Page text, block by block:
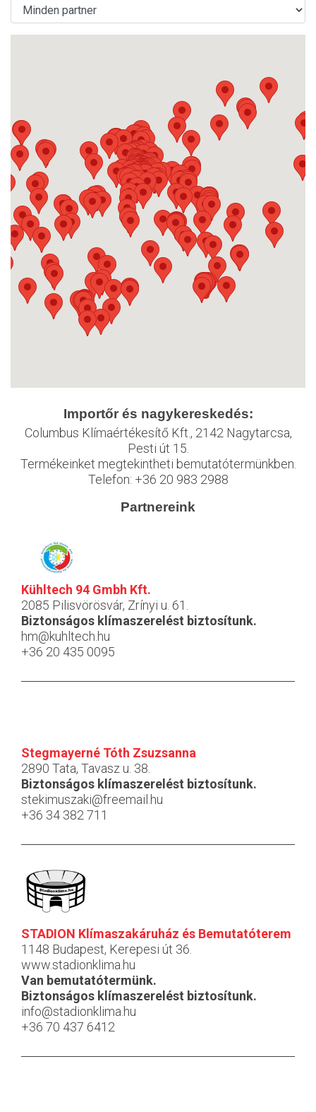
Importőr és nagykereskedés:
Columbus Klímaértékesítő Kft., 2142 Nagytarcsa,
Pesti út 15.
Termékeinket megtekintheti bemutatótermünkben.
Telefon: +36 20 983 2988
Partnereink
Kühltech 94 Gmbh Kft.
2085 Pilisvörösvár, Zrínyi u. 61.
Biztonságos klímaszerelést biztosítunk.
hm@kuhltech.hu
+36 20 435 0095
Stegmayerné Tóth Zsuzsanna
2890 Tata, Tavasz u. 38.
Biztonságos klímaszerelést biztosítunk.
stekimuszaki@freemail.hu
+36 34 382 711
STADION Klímaszakáruház és Bemutatóterem
1148 Budapest, Kerepesi út 36.
www.stadionklima.hu
Van bemutatótermünk.
Biztonságos klímaszerelést biztosítunk.
info@stadionklima.hu
+36 70 437 6412